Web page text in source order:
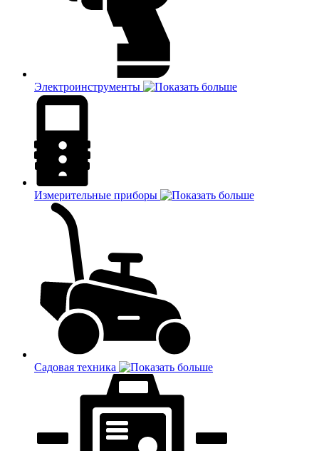
Электроинструменты
Измерительные приборы
Садовая техника